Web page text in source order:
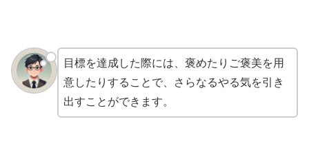
目標を達成した際には、褒めたりご褒美を用
意したりすることで、さらなるやる気を引き
出すことができます。